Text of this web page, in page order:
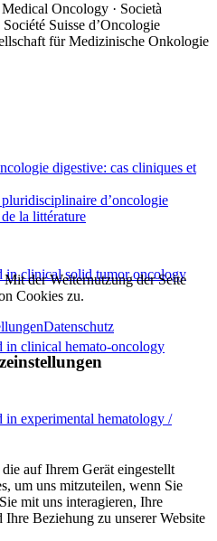
in clinical solid tumor oncology
in clinical hemato-oncology
in experimental hematology /
Oncology · Società
Suisse d’Oncologie
für Medizinische Onkologie
digestive: cas cliniques et
d’oncologie
la littérature
der Weiternutzung der Seite
Cookies zu.
Datenschutz
auf Ihrem Gerät eingestellt
um uns mitzuteilen, wenn Sie
mit uns interagieren, Ihre
Beziehung zu unserer Website